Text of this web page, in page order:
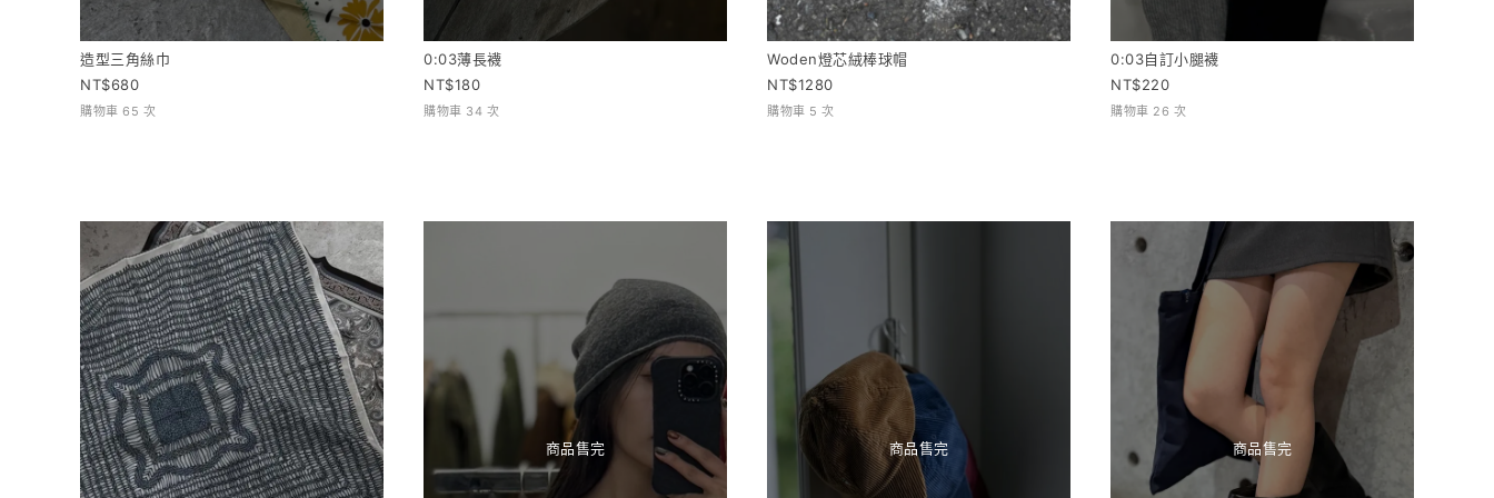
造型三角絲巾
680
購物車 65 次
0:03薄長襪
180
購物車 34 次
Woden燈芯絨棒球帽
1280
購物車 5 次
0:03自訂小腿襪
220
購物車 26 次
商品售完 商品售完 商品售完